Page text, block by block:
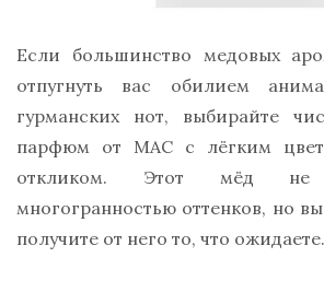
Если большинство медовых
отпугнуть вас обилием
гурманских нот, выбирайте
парфюм от MAC с лёгким
откликом. Этот мёд не
многогранностью оттенков, но
получите от него то, что ожидаете.